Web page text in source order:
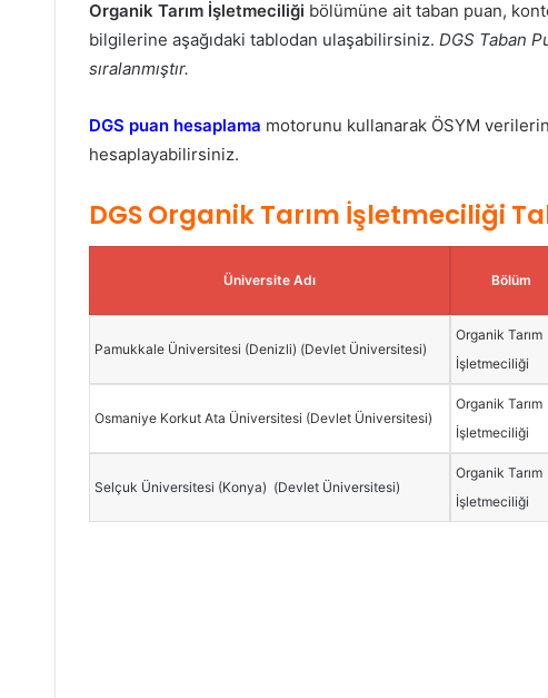
Organik Tarım İşletmeciliği bölümüne ait taban puan,
bilgilerine aşağıdaki tablodan ulaşabilirsiniz. DGS Taban
sıralanmıştır.
DGS puan hesaplama motorunu kullanarak ÖSYM
hesaplayabilirsiniz.
DGS Organik Tarım İşletmeciliği
Üniversite Adı Bölüm
Pamukkale Üniversitesi (Denizli) (Devlet Üniversitesi)
Organik Tarım
İşletmeciliği
Osmaniye Korkut Ata Üniversitesi (Devlet Üniversitesi)
Organik Tarım
İşletmeciliği
Selçuk Üniversitesi (Konya) (Devlet Üniversitesi)
Organik Tarım
İşletmeciliği